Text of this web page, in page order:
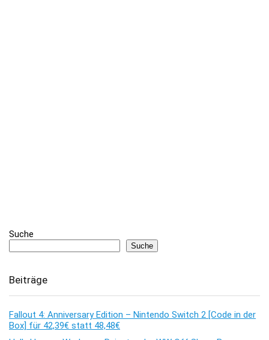
Suche
Suche
Beiträge
Fallout 4: Anniversary Edition – Nintendo Switch 2 [Code in der
Box] für 42,39€ statt 48,48€